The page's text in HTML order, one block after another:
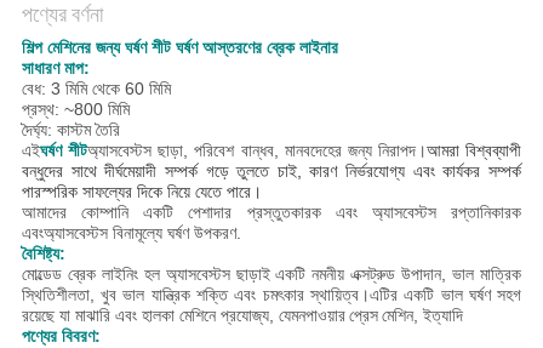
পণ্যের বর্ণনা
শিল্প মেশিনের জন্য ঘর্ষণ শীট ঘর্ষণ আস্তরণের ব্রেক লাইনার
সাধারণ মাপ:
বেধ: 3 মিমি থেকে 60 মিমি
প্রস্থ: ~800 মিমি
দৈর্ঘ্য: কাস্টম তৈরি
এইঘর্ষণ শীটঅ্যাসবেস্টস ছাড়া, পরিবেশ বান্ধব, মানবদেহের জন্য নিরাপদ।আমরা বিশ্বব্যাপী
বন্ধুদের সাথে দীর্ঘমেয়াদী সম্পর্ক গড়ে তুলতে চাই, কারণ নির্ভরযোগ্য এবং কার্যকর সম্পর্ক
পারস্পরিক সাফল্যের দিকে নিয়ে যেতে পারে।
আমাদের কোম্পানি একটি পেশাদার প্রস্তুতকারক এবং অ্যাসবেস্টস রপ্তানিকারক
এবংঅ্যাসবেস্টস বিনামূল্যে ঘর্ষণ উপকরণ.
বৈশিষ্ট্য:
মোল্ডেড ব্রেক লাইনিং হল অ্যাসবেস্টস ছাড়াই একটি নমনীয় এক্সট্রুড উপাদান, ভাল মাত্রিক
স্থিতিশীলতা, খুব ভাল যান্ত্রিক শক্তি এবং চমৎকার স্থায়িত্ব।এটির একটি ভাল ঘর্ষণ সহগ
রয়েছে যা মাঝারি এবং হালকা মেশিনে প্রযোজ্য, যেমনপাওয়ার প্রেস মেশিন, ইত্যাদি
পণ্যের বিবরণ: